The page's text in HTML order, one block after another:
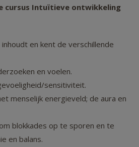
cursus Intuïtieve ontwikkeling
en kent de verschillende
en voelen.
sensitiviteit.
menselijk energieveld; de aura en
blokkades op te sporen en te
en balans.